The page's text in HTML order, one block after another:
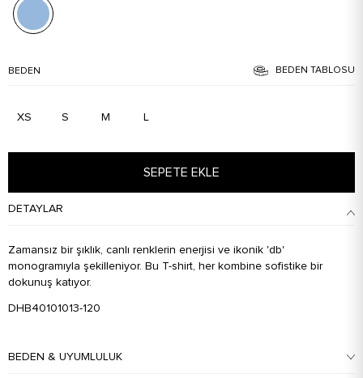
BEDEN BEDEN TABLOSU
XS S M L
SEPETE EKLE
DETAYLAR
Zamansız bir şıklık, canlı renklerin enerjisi ve ikonik 'db'
monogramıyla şekilleniyor. Bu T-shirt, her kombine sofistike bir
dokunuş katıyor.
DHB40101013-120
BEDEN & UYUMLULUK